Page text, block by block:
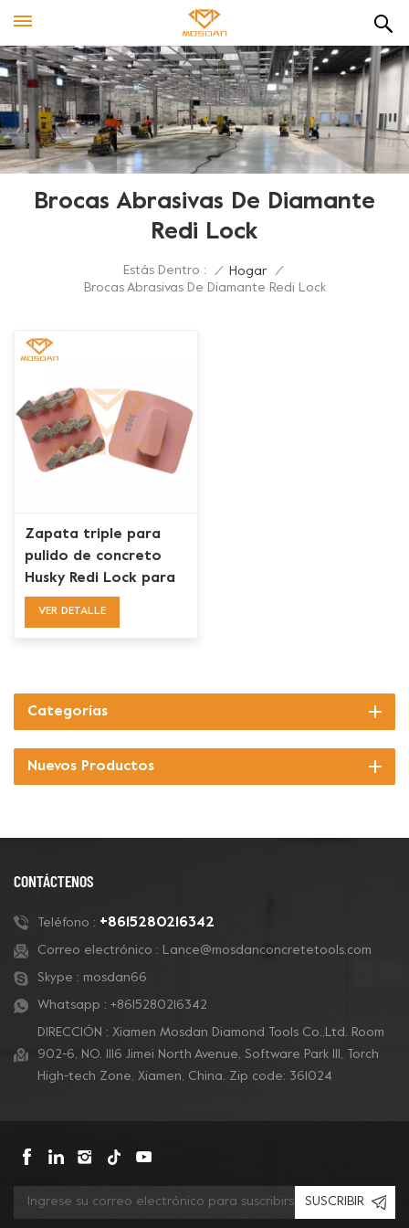
Brocas Abrasivas De Diamante
Redi Lock
Estás Dentro : / Hogar
/
Brocas Abrasivas De Diamante Redi Lock
Zapata triple para
pulido de concreto
Husky Redi Lock para
preparación de pisos
VER DETALLE
Categorías
Nuevos Productos
CONTÁCTENOS
Teléfono : +8615280216342
Correo electrónico : Lance@mosdanconcretetools.com
Skype : mosdan66
Whatsapp : +8615280216342
DIRECCIÓN : Xiamen Mosdan Diamond Tools Co.,Ltd. Room
902-6, NO. 1116 Jimei North Avenue, Software Park Ill, Torch
High-tech Zone, Xiamen, China. Zip code: 361024
SUSCRIBIR